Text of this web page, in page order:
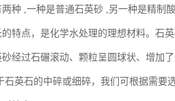
种 ,一种是普通石英砂 ,另一种是精制
特点，是化学水处理的理想材料。石
经过石碾滚动、颗粒呈圆球状、增加
英石的中碎或细碎，我们可根据需要